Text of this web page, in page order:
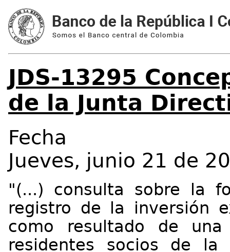
JDS-13295
de la Junta
Fecha
Jueves, junio 21 de
"(...) consulta sobre la
registro de la inversión
como resultado de
residentes socios de la